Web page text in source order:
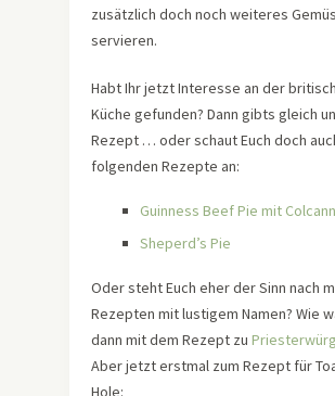
zusätzlich doch noch weiteres
servieren.
Habt Ihr jetzt Interesse an der
Küche gefunden? Dann gibts gleich
Rezept … oder schaut Euch doch
folgenden Rezepte an:
Guinness Beef Pie mit
Sheperd’s Pie
Oder steht Euch eher der Sinn nach
Rezepten mit lustigem Namen? Wie
dann mit dem Rezept zu
Aber jetzt erstmal zum Rezept für
Hole: